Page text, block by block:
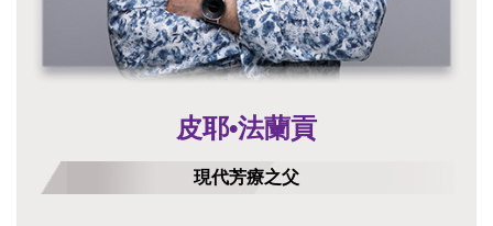
皮耶•法蘭貢
現代芳療之父